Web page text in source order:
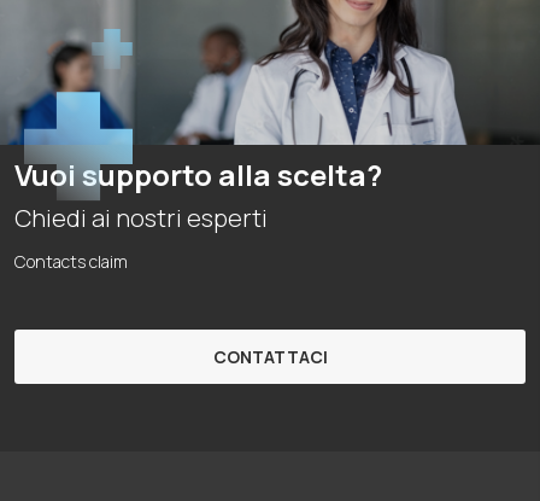
Vuoi supporto alla scelta?
Chiedi ai nostri esperti
Contacts claim
CONTATTACI